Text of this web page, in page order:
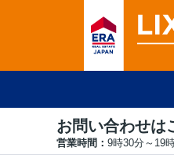
お問い合わせは
営業時間： 9時30分～19